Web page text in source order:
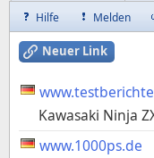
Hilfe Melden
Neuer Link
Kawasaki Ninja
www.1000ps.de